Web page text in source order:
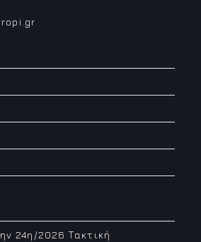
Opens
24η/2026 Τακτική